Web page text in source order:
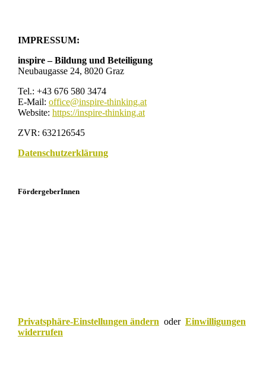
IMPRESSUM:
inspire – Bildung und Beteiligung
Neubaugasse 24, 8020 Graz
Tel.: +43 676 580 3474
E-Mail: office@inspire-thinking.at
Website: https://inspire-thinking.at
ZVR: 632126545
Datenschutzerklärung
FördergeberInnen
Privatsphäre-Einstellungen ändern oder Einwilligungen
widerrufen